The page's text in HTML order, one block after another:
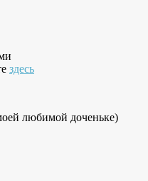
здесь
любимой доченьке)